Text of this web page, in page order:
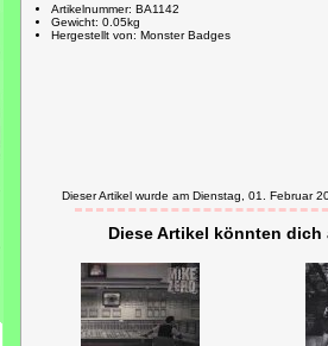
Artikelnummer: BA1142
Gewicht: 0.05kg
Hergestellt von: Monster Badges
Dieser Artikel wurde am Dienstag, 01. Februar
Diese Artikel könnten